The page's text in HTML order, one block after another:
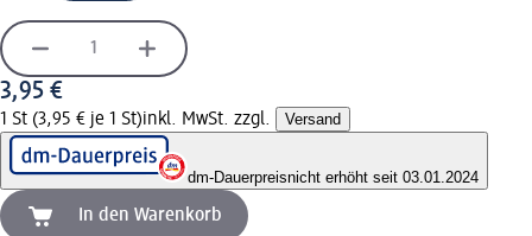
3,95 €
1 St (3,95 € je 1 St)inkl. MwSt. zzgl. Versand
dm-Dauerpreisnicht erhöht seit 03.01.2024
In den Warenkorb